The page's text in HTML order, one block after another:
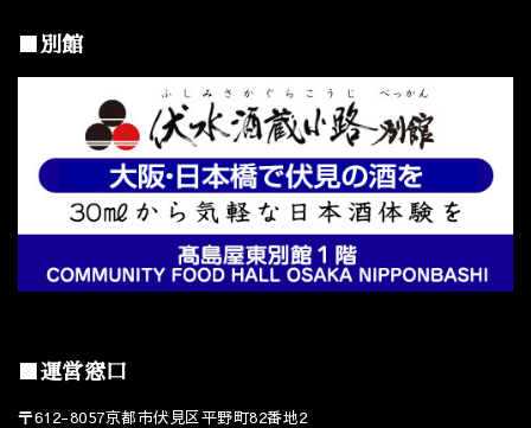
■別館
■運営窓口
〒612-8057京都市伏見区平野町82番地2